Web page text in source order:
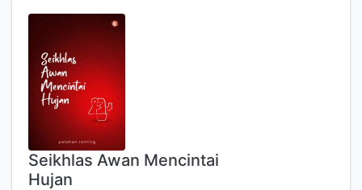
Seikhlas Awan Mencintai
Hujan